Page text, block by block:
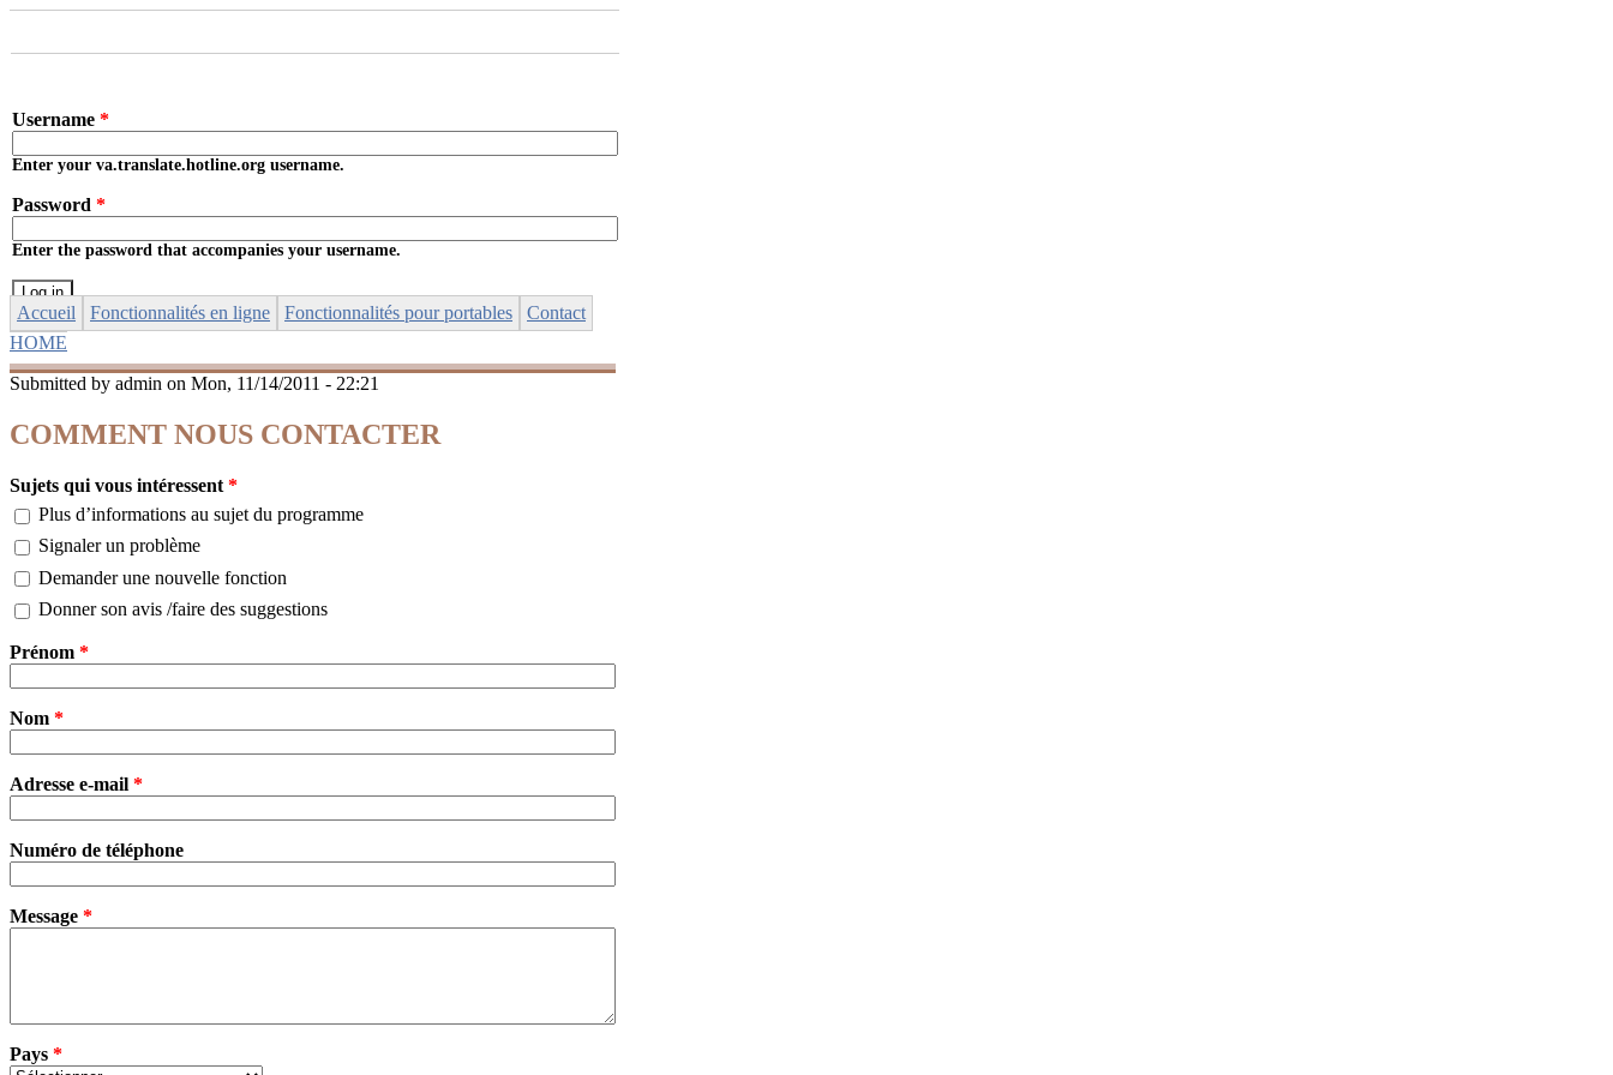
Username *
Enter your va.translate.hotline.org username.
Password *
Enter the password that accompanies your username.
Accueil Fonctionnalités en ligne Fonctionnalités pour portables Contact
YOU ARE HERE
HOME
Submitted by admin on Mon, 11/14/2011 - 22:21
COMMENT NOUS CONTACTER
Sujets qui vous intéressent *
Plus d’informations au sujet du programme
Signaler un problème
Demander une nouvelle fonction
Donner son avis /faire des suggestions
Prénom *
Nom *
Adresse e-mail *
Numéro de téléphone
Message *
Pays *